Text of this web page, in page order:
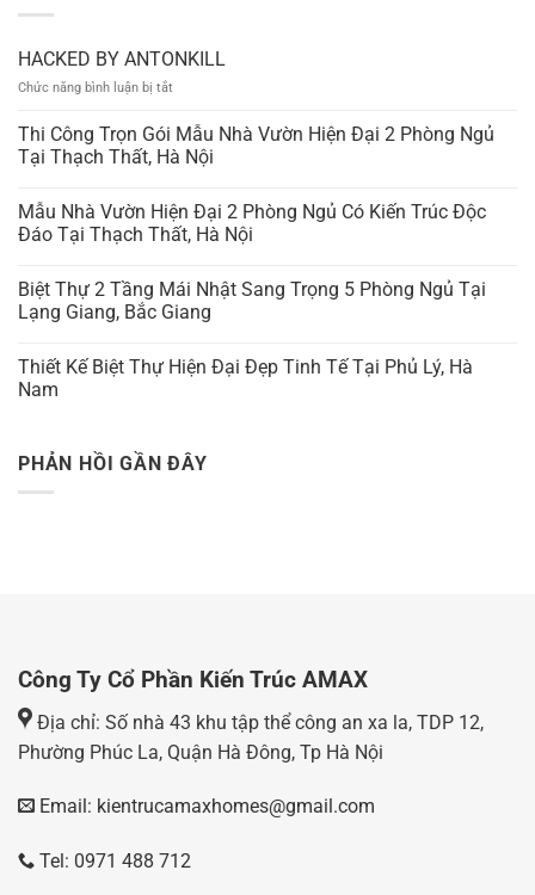
HACKED BY ANTONKILL
Chức năng bình luận bị tắt
BY
ANTONKILL
Thi Công Trọn Gói Mẫu Nhà Vườn Hiện Đại 2 Phòng Ngủ
Tại Thạch Thất, Hà Nội
Mẫu Nhà Vườn Hiện Đại 2 Phòng Ngủ Có Kiến Trúc Độc
Đáo Tại Thạch Thất, Hà Nội
Biệt Thự 2 Tầng Mái Nhật Sang Trọng 5 Phòng Ngủ Tại
Lạng Giang, Bắc Giang
Thiết Kế Biệt Thự Hiện Đại Đẹp Tinh Tế Tại Phủ Lý, Hà
Nam
PHẢN HỒI GẦN ĐÂY
Công Ty Cổ Phần Kiến Trúc AMAX
Địa chỉ: Số nhà 43 khu tập thể công an xa la, TDP 12,
Phường Phúc La, Quận Hà Đông, Tp Hà Nội
Email: kientrucamaxhomes@gmail.com
Tel: 0971 488 712